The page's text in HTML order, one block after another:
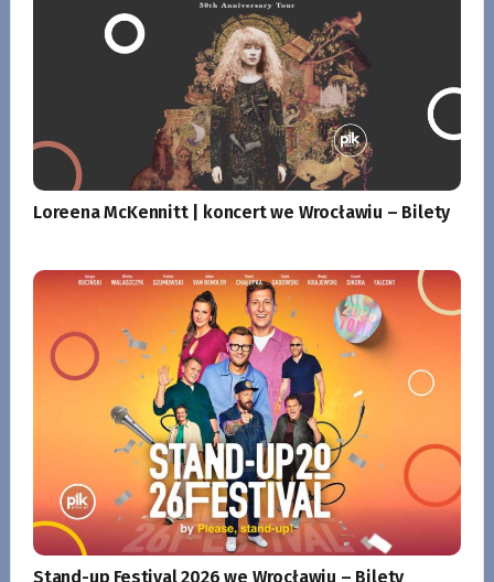
Loreena McKennitt | koncert we Wrocławiu – Bilety
Stand-up Festival 2026 we Wrocławiu – Bilety